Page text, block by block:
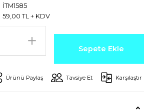
İTM1585
59,00 TL + KDV
Sepete Ekle
Ürünü Paylaş Tavsiye Et Karşılaştır